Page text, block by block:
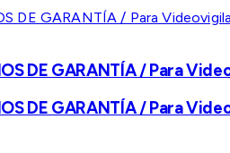
DE GARANTÍA / Para
DE GARANTÍA / Para